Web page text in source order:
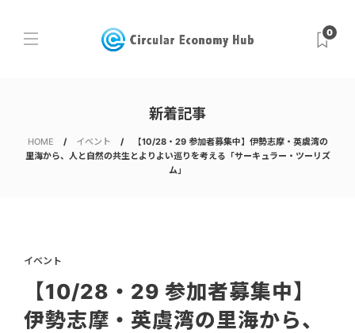
0
新着記事
HOME イベント
【10/28・29 参加者募集中】伊勢志摩・英虞湾の
里海から、人と自然の共生とよりよい巡りを考える「サーキュラー・ツーリズ
ム」
イベント
【10/28・29 参加者募集中】
伊勢志摩・英虞湾の里海から、